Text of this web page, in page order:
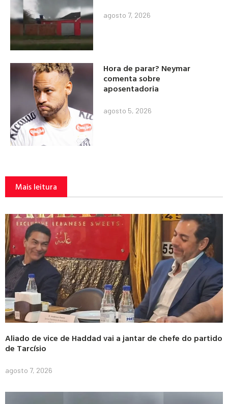
agosto 7, 2026
Hora de parar? Neymar
comenta sobre
aposentadoria
agosto 5, 2026
Mais leitura
Aliado de vice de Haddad vai a jantar de chefe do partido
de Tarcísio
agosto 7, 2026